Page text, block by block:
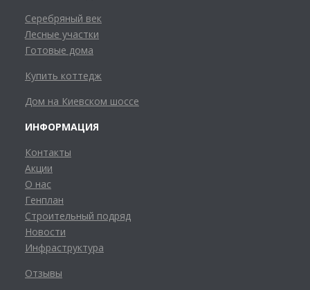
Серебряный век
Лесные участки
Готовые дома
Купить коттедж
Дом на Киевском шоссе
ИНФОРМАЦИЯ
Контакты
Акции
О нас
Генплан
Строительный подряд
Новости
Инфраструктура
Отзывы